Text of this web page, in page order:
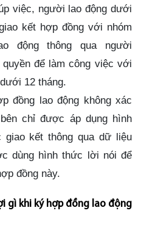
việc, người lao động dưới
kết hợp đồng với nhóm
động thông qua người
để làm công việc với
12 tháng.
đồng lao động không xác
chỉ được áp dụng hình
giao kết thông qua dữ liệu
dùng hình thức lời nói để
đồng này.
gì khi ký hợp đồng lao động